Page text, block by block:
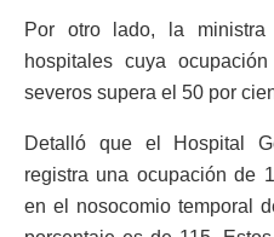
Por otro lado, la
hospitales cuya
severos supera el 50 por
Detalló que el Hospital
registra una ocupación de
en el nosocomio temporal